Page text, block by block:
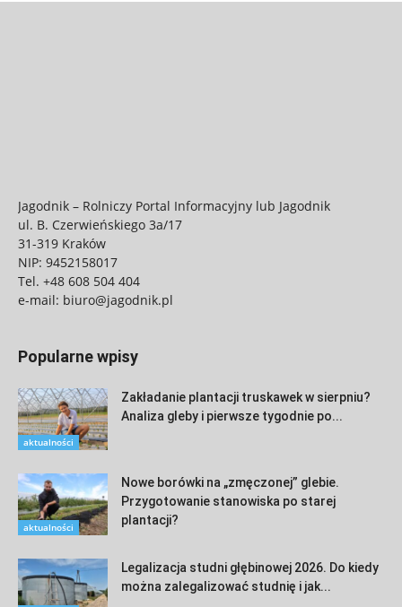
Jagodnik – Rolniczy Portal Informacyjny lub Jagodnik
ul. B. Czerwieńskiego 3a/17
31-319 Kraków
NIP: 9452158017
Tel. +48 608 504 404
e-mail: biuro@jagodnik.pl
Popularne wpisy
aktualności
Zakładanie plantacji truskawek w sierpniu?
Analiza gleby i pierwsze tygodnie po...
aktualności
Nowe borówki na „zmęczonej” glebie.
Przygotowanie stanowiska po starej
plantacji?
Legalizacja studni głębinowej 2026. Do kiedy
można zalegalizować studnię i jak...